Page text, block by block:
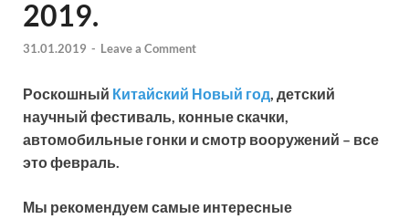
2019.
31.01.2019 - Leave a Comment
Роскошный Китайский Новый год , детский
научный фестиваль, конные скачки,
автомобильные гонки и смотр вооружений – все
это февраль.
Мы рекомендуем самые интересные